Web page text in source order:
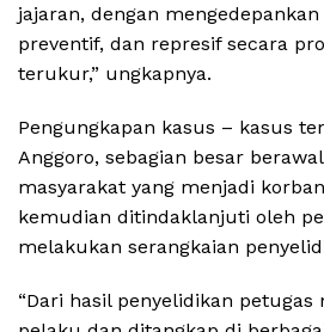
jajaran, dengan
preventif, dan represif secara
terukur,” ungkapnya.
Pengungkapan kasus – kasus
Anggoro, sebagian besar
masyarakat yang menjadi
kemudian ditindaklanjuti oleh
melakukan serangkaian
“Dari hasil penyelidikan petugas